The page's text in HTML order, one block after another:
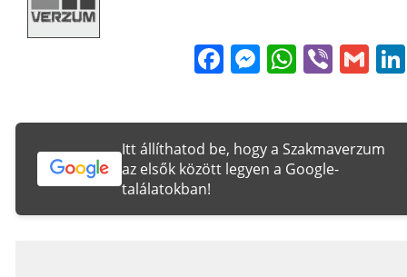
FacebookViber
Itt állíthatod be, hogy a Szakmaverzum
az elsők között legyen a Google-
találatokban!